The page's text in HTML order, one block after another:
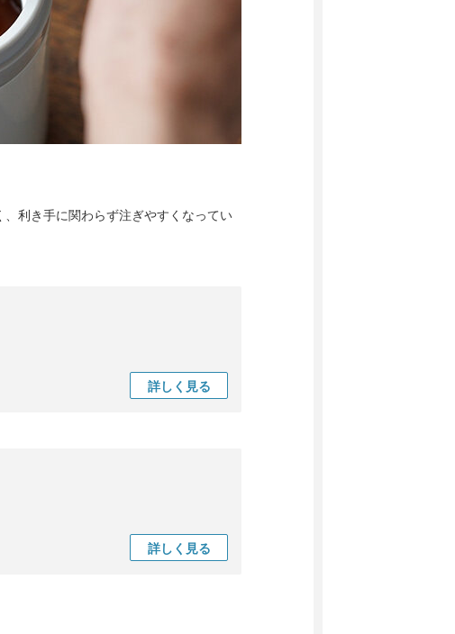
利き手に関わらず注ぎやすくなってい
詳しく 見る
詳しく 見る